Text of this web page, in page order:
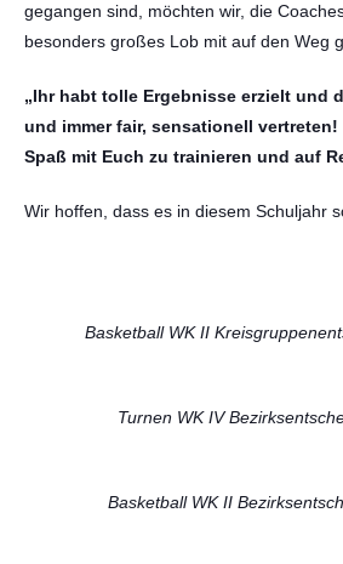
gegangen sind, möchten wir, die
besonders großes Lob mit auf den Weg
„Ihr habt tolle Ergebnisse erzielt und
und immer fair, sensationell vertreten!
Spaß mit Euch zu trainieren und auf
Wir hoffen, dass es in diesem Schuljahr
Basketball WK II
Turnen WK IV
Basketball WK II